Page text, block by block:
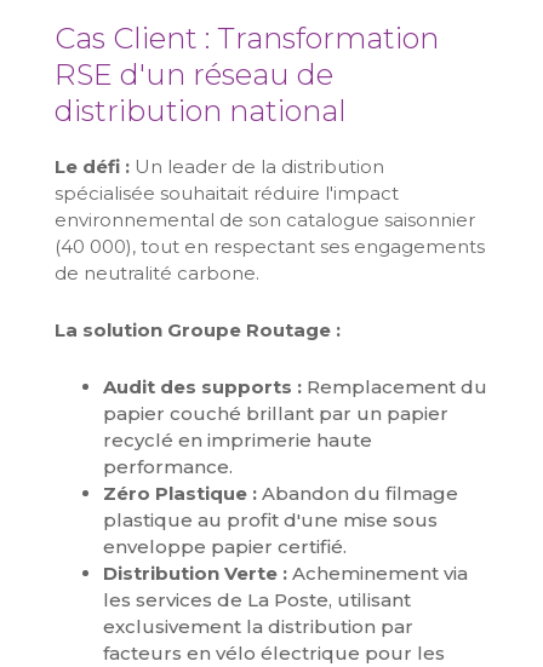
Cas Client : Transformation
RSE d'un réseau de
distribution national
Le défi :Un leader de la distribution
spécialisée souhaitait réduire l'impact
environnemental de son catalogue saisonnier
(40 000), tout en respectant ses engagements
de neutralité carbone.
La solution Groupe Routage :
Audit des supports :Remplacement du
papier couché brillant par un papier
recyclé en imprimerie haute
performance.
Zéro Plastique :Abandon du filmage
plastique au profit d'une mise sous
enveloppe papier certifié.
Distribution Verte :Acheminement via
les services de La Poste, utilisant
exclusivement la distribution par
facteurs en vélo électrique pour les